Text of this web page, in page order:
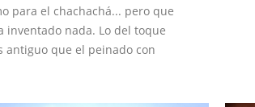
para el chachachá... pero que
inventado nada. Lo del toque
antiguo que el peinado con